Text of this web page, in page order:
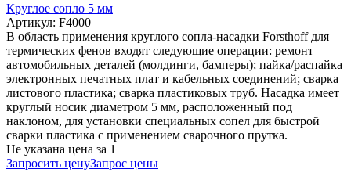
Круглое сопло 5 мм
Артикул: F4000
В область применения круглого сопла-насадки Forsthoff для
термических фенов входят следующие операции: ремонт
автомобильных деталей (молдинги, бамперы); пайка/распайка
электронных печатных плат и кабельных соединений; сварка
листового пластика; сварка пластиковых труб. Насадка имеет
круглый носик диаметром 5 мм, расположенный под
наклоном, для установки специальных сопел для быстрой
сварки пластика с применением сварочного прутка.
Не указана цена за 1
Запросить ценуЗапрос цены